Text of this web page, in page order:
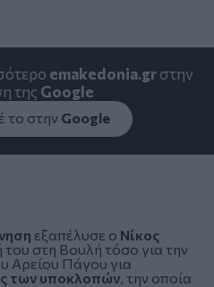
emakedonia.grστην
της Google
το στην Google
εξαπέλυσε ο Νίκος
στη Βουλή τόσο για την
Αρείου Πάγου για
των υποκλοπών, την οποία